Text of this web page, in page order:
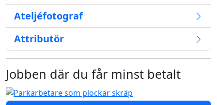
Ateljéfotograf
Attributör
Jobben där du får minst betalt